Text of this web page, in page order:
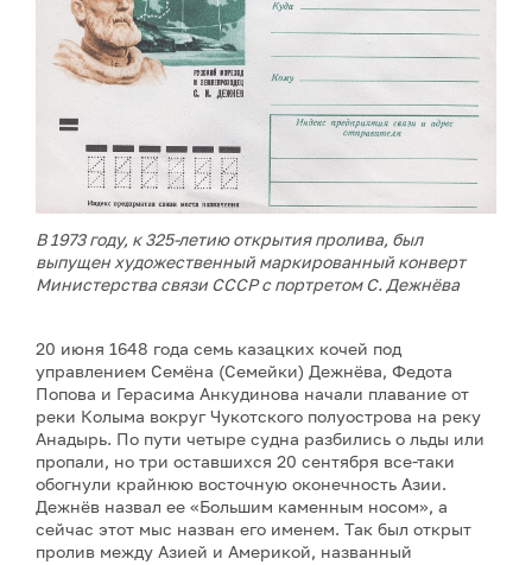
В 1973 году, к 325-летию открытия пролива, был
выпущен художественный маркированный конверт
Министерства связи СССР с портретом С. Дежнёва
20 июня 1648 года семь казацких кочей под
управлением Семёна (Семейки) Дежнёва, Федота
Попова и Герасима Анкудинова начали плавание от
реки Колыма вокруг Чукотского полуострова на реку
Анадырь. По пути четыре судна разбились о льды или
пропали, но три оставшихся 20 сентября все-таки
обогнули крайнюю восточную оконечность Азии.
Дежнёв назвал ее «Большим каменным носом», а
сейчас этот мыс назван его именем. Так был открыт
пролив между Азией и Америкой, названный